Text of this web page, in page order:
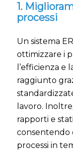
1.
processi
Un sistema
ottimizzare i
l’efficienza e
raggiunto
lavoro.
rapporti e
consentendo
processi in